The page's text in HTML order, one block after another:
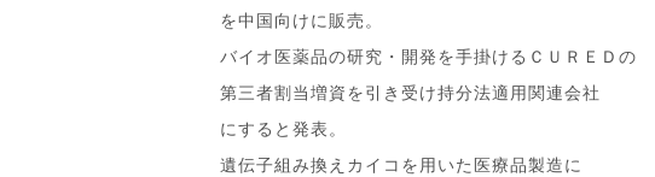
を中国向けに販売。
バイオ医薬品の研究・開発を手掛けるＣＵＲＥＤの
第三者割当増資を引き受け持分法適用関連会社
にすると発表。
遺伝子組み換えカイコを用いた医療品製造に